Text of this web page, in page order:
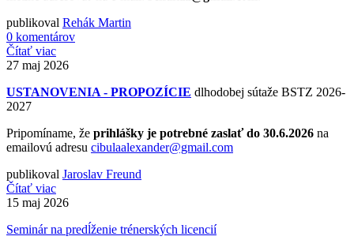
publikoval Rehák Martin
0 komentárov
Čítať viac
27 maj 2026
USTANOVENIA - PROPOZÍCIE dlhodobej sútaže BSTZ 2026-
2027
Pripomíname, že prihlášky je potrebné zaslať do 30.6.2026 na
emailovú adresu cibulaalexander@gmail.com
publikoval Jaroslav Freund
Čítať viac
15 maj 2026
Seminár na predĺženie trénerských licencií